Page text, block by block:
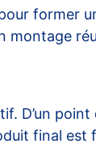
former
montage
D’un
final